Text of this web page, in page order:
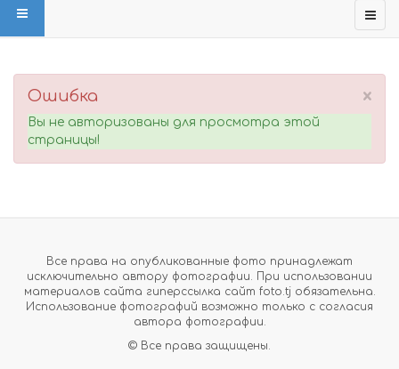
×
Ошибка
Вы не авторизованы для просмотра этой
страницы!
Все права на опубликованные фото принадлежат
исключительно автору фотографии. При использовании
материалов сайта гиперссылка сайт foto.tj обязательна.
Использование фотографий возможно только с согласия
автора фотографии.
© Все права защищены.